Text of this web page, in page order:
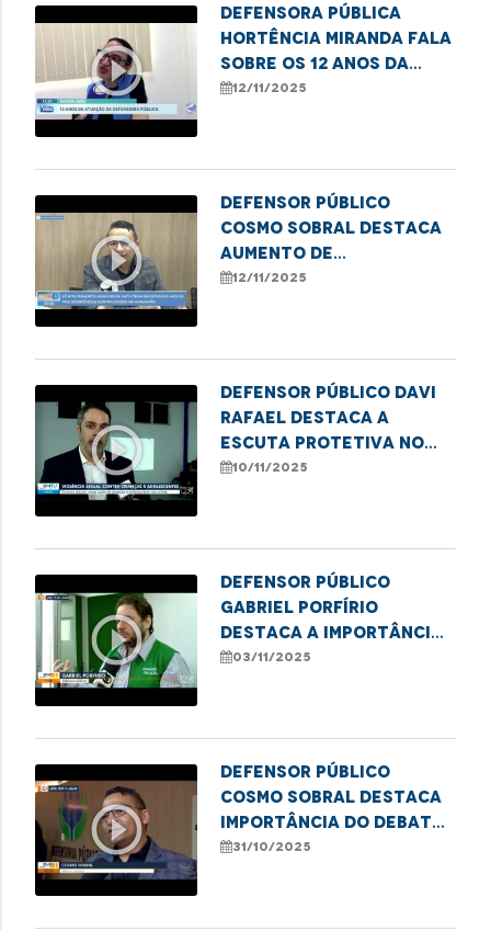
play_circle_outline
Defensora Pública
Hortência Miranda fala
sobre os 12 anos da
DPE/MA em Santa Inês
12/11/2025
play_circle_outline
Defensor Público
Cosmo Sobral destaca
aumento de
atendimentos por
12/11/2025
play_circle_outline
Defensor Público Davi
Rafael destaca a
escuta protetiva no
combate à violência
10/11/2025
play_circle_outline
Defensor público
Gabriel Porfírio
destaca a importância
da Semana Nacional da
03/11/2025
play_circle_outline
Defensor público
Cosmo Sobral destaca
importância do debate
sobre o uso medicinal
31/10/2025